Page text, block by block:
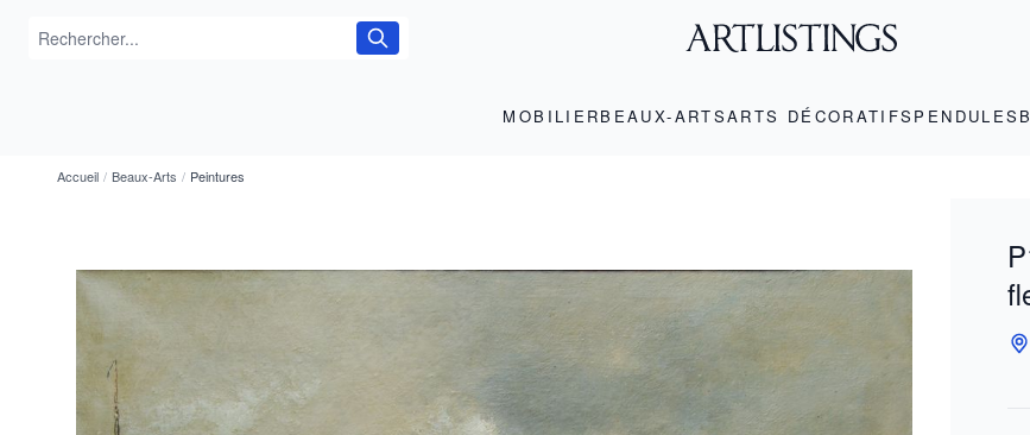
MOBILIERBEAUX-ARTSARTS DÉCORATIFS PENDULES
Accueil / Beaux-Arts / Peintures